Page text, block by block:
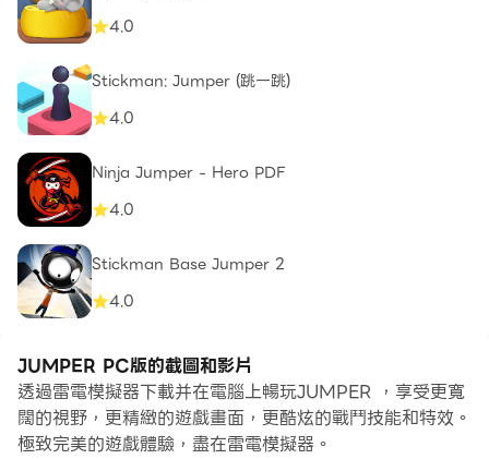
4.0
Stickman: Jumper (跳一跳)
4.0
Ninja Jumper - Hero PDF
4.0
Stickman Base Jumper 2
4.0
JUMPER PC版的截圖和影片
透過雷電模擬器下載并在電腦上暢玩JUMPER ，享受更寬
闊的視野，更精緻的遊戲畫面，更酷炫的戰鬥技能和特效。
極致完美的遊戲體驗，盡在雷電模擬器。